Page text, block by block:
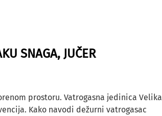
SNAGA, JUČER
prostoru. Vatrogasna jedinica Velika
Kako navodi dežurni vatrogasac